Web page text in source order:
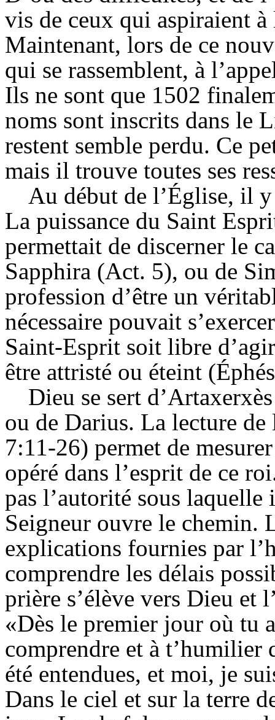
vis de ceux qui aspiraient
Maintenant, lors de ce
qui se rassemblent, à
Ils ne sont que 1502
noms sont inscrits dans le
restent semble perdu. Ce
mais il trouve toutes ses
Au début de l’Église, il
La puissance du Saint
permettait de discerner le
Sapphira (Act. 5), ou de
profession d’être un
nécessaire pouvait
Saint-Esprit soit libre
être attristé ou éteint
Dieu se sert
ou de Darius. La lecture
7:11-26) permet de
opéré dans l’esprit de ce
pas l’autorité sous
Seigneur ouvre le chemin.
explications fournies par
comprendre les délais
prière s’élève vers Dieu et
«Dès le premier jour où tu
comprendre et à t’humilier
été entendues, et moi, je
Dans le ciel et sur la terre